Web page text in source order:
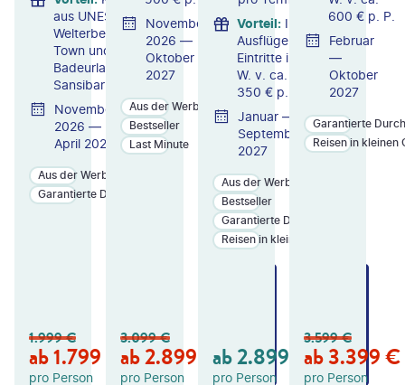
aus UNESCO-
Welterbe Stone
Town und
Badeurlaub auf
Sansibar
November
2026 —
April 2027
Aus der Werbung
Garantierte Durchführung
1.999€
ab1.799 €
pro Person
GE
B
OT
November
2026 —
Oktober
2027
Aus der Werbung
Bestseller
Last Minute
3.099€
ab2.899 €
pro Person
B
OT
Vorteil: Inkl.
Ausflüge &
Eintritte i.
W. v. ca.
350 € p. P.
Januar —
September
2027
Aus der Werbung
Bestseller
Garantierte Durchführung
Reisen in kleinen Gruppen
ab2.899 €
pro Person
GE
B
OT
600 € p. P.
Februar
—
Oktober
2027
Garantierte
Reisen in kleinen
3.599€
ab3.399€
pro Person